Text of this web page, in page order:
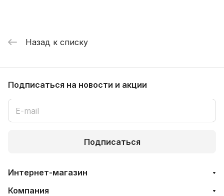
Назад к списку
Подписаться на новости и акции
Подписаться
Интернет-магазин
Компания